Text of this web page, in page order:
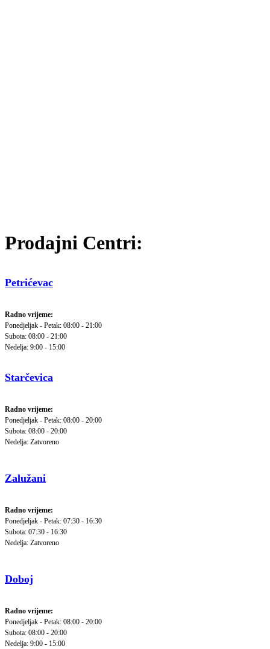
Prodajni Centri:
Petrićevac
Radno vrijeme:
Ponedjeljak - Petak: 08:00 - 21:00
Subota: 08:00 - 21:00
Nedelja: 9:00 - 15:00
Starčevica
Radno vrijeme:
Ponedjeljak - Petak: 08:00 - 20:00
Subota: 08:00 - 20:00
Nedelja: Zatvoreno
Zalužani
Radno vrijeme:
Ponedjeljak - Petak: 07:30 - 16:30
Subota: 07:30 - 16:30
Nedelja: Zatvoreno
Doboj
Radno vrijeme:
Ponedjeljak - Petak: 08:00 - 20:00
Subota: 08:00 - 20:00
Nedelja: 9:00 - 15:00